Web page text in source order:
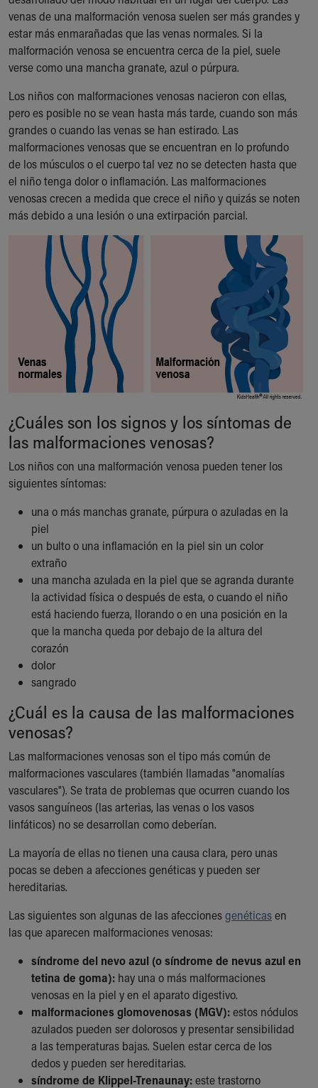
Ronald McDonald House Care Mobile
Health Centers
Symptom Checker
Family Supports
Sports Health Services Provider for Akron Zips
New Parents
Find a Pediatrics Location
Find a Pediatrician
MyChart
Make an Appointment
Breastfeeding Medicine
Safe Sleep for Babies
Safe Sleep
About Akron Children's Pediatrics
Who We Are
Building a Brighter Future
Our Mission, Vision, Promise
Calendar of Events
Community Mission
Connect With Us
Newsroom
Our Leadership
Quality and Patient Safety
Unity and Engagement
Women's Board
Our History
More childhood, please.™
Cincinnati Children's
Your Visit
MyChart Telehealth Visits
Directions
Doggie Brigade
During Your Visit
Financial Services
Rest Accommodations
Visiting
Gift Shop
Department of Public Safety
Health Info
Health Information
Healthy Info, Healthy Kids
Inside Children's Blog
KidsHealth Topics
Family Library
Educational Resources
Injury Prevention
Medical Records
Symptom Checker
Skip to main content
venas de una malformación venosa suelen ser más grandes y
estar más enmarañadas que las venas normales. Si la
malformación venosa se encuentra cerca de la piel, suele
verse como una mancha granate, azul o púrpura.
Los niños con malformaciones venosas nacieron con ellas,
pero es posible no se vean hasta más tarde, cuando son más
grandes o cuando las venas se han estirado. Las
malformaciones venosas que se encuentran en lo profundo
de los músculos o el cuerpo tal vez no se detecten hasta que
el niño tenga dolor o inflamación. Las malformaciones
venosas crecen a medida que crece el niño y quizás se noten
más debido a una lesión o una extirpación parcial.
¿Cuáles son los signos y los síntomas de
las malformaciones venosas?
Los niños con una malformación venosa pueden tener los
siguientes síntomas:
una o más manchas granate, púrpura o azuladas en la
piel
un bulto o una inflamación en la piel sin un color
extraño
una mancha azulada en la piel que se agranda durante
la actividad física o después de esta, o cuando el niño
está haciendo fuerza, llorando o en una posición en la
que la mancha queda por debajo de la altura del
corazón
dolor
sangrado
¿Cuál es la causa de las malformaciones
venosas?
Las malformaciones venosas son el tipo más común de
malformaciones vasculares (también llamadas "anomalías
vasculares"). Se trata de problemas que ocurren cuando los
vasos sanguíneos (las arterias, las venas o los vasos
linfáticos) no se desarrollan como deberían.
La mayoría de ellas no tienen una causa clara, pero unas
pocas se deben a afecciones genéticas y pueden ser
hereditarias.
Las siguientes son algunas de las afeccionesgenéticasen
las que aparecen malformaciones venosas:
síndrome del nevo azul (o síndrome de nevus azul en
tetina de goma): hay una o más malformaciones
venosas en la piel y en el aparato digestivo.
malformaciones glomovenosas (MGV):estos nódulos
azulados pueden ser dolorosos y presentar sensibilidad
a las temperaturas bajas. Suelen estar cerca de los
dedos y pueden ser hereditarias.
síndrome de Klippel-Trenaunay:este trastorno